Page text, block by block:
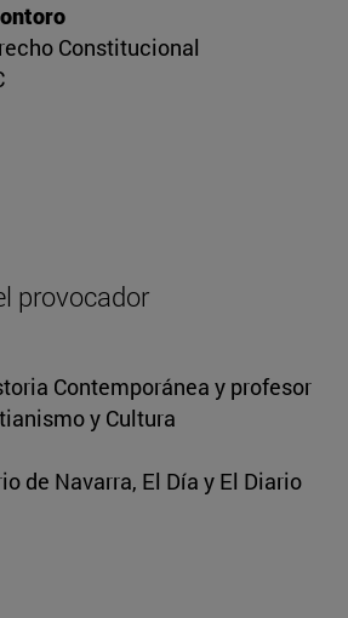
Constitucional
provocador
Contemporánea y profesor
y Cultura
de Navarra, El Día y El Diario